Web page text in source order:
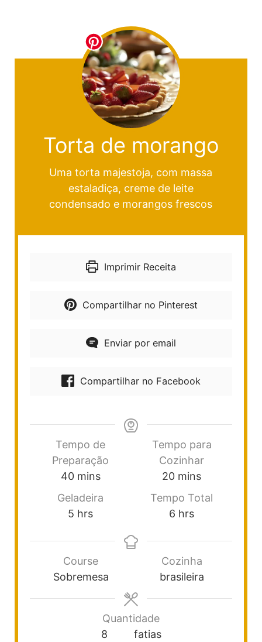
Torta de morango
Uma torta majestoja, com massa
estaladiça, creme de leite
condensado e morangos frescos
Imprimir Receita
Compartilhar no Pinterest
Enviar por email
Compartilhar no Facebook
Tempo de
Preparação
40 mins
Tempo para
Cozinhar
20 mins
Geladeira
5 hrs
Tempo Total
6 hrs
Course
Sobremesa
Cozinha
brasileira
Quantidade
8
fatias